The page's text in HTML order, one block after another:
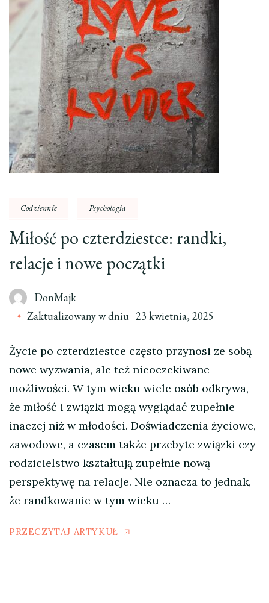
Codziennie Psychologia
Miłość po czterdziestce: randki,
relacje i nowe początki
DonMajk
Zaktualizowany w dniu 23 kwietnia, 2025
Życie po czterdziestce często przynosi ze sobą
nowe wyzwania, ale też nieoczekiwane
możliwości. W tym wieku wiele osób odkrywa,
że miłość i związki mogą wyglądać zupełnie
inaczej niż w młodości. Doświadczenia życiowe,
zawodowe, a czasem także przebyte związki czy
rodzicielstwo kształtują zupełnie nową
perspektywę na relacje. Nie oznacza to jednak,
że randkowanie w tym wieku …
PRZECZYTAJ ARTYKUŁ